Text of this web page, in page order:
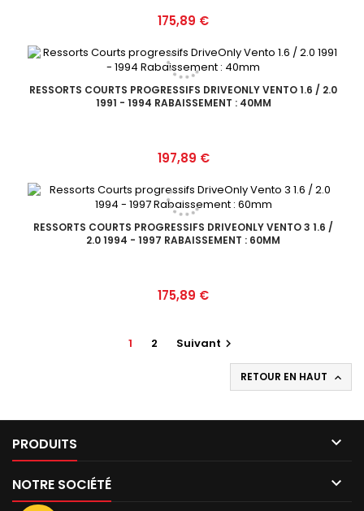
Prix
175,89 €
RESSORTS COURTS PROGRESSIFS DRIVEONLY VENTO 1.6 / 2.0
1991 - 1994 RABAISSEMENT : 40MM
Prix
197,89 €
RESSORTS COURTS PROGRESSIFS DRIVEONLY VENTO 3 1.6 /
2.0 1994 - 1997 RABAISSEMENT : 60MM
Prix
175,89 €
1 2 Suivant 
RETOUR EN HAUT 
PRODUITS 
NOTRE SOCIÉTÉ 